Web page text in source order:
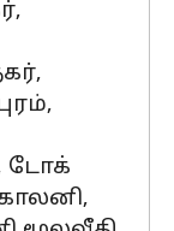
டோக்